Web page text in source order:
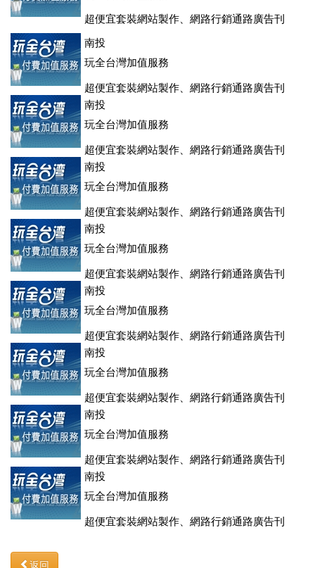
超便宜套裝網站製作、網路行銷通路廣告刊
登、訂房系統、客房委託旅行社銷售，全面優惠中....
南投
玩全台灣加值服務
超便宜套裝網站製作、網路行銷通路廣告刊
登、訂房系統、客房委託旅行社銷售，全面優惠中....
南投
玩全台灣加值服務
超便宜套裝網站製作、網路行銷通路廣告刊
登、訂房系統、客房委託旅行社銷售，全面優惠中....
南投
玩全台灣加值服務
超便宜套裝網站製作、網路行銷通路廣告刊
登、訂房系統、客房委託旅行社銷售，全面優惠中....
南投
玩全台灣加值服務
超便宜套裝網站製作、網路行銷通路廣告刊
登、訂房系統、客房委託旅行社銷售，全面優惠中....
南投
玩全台灣加值服務
超便宜套裝網站製作、網路行銷通路廣告刊
登、訂房系統、客房委託旅行社銷售，全面優惠中....
南投
玩全台灣加值服務
超便宜套裝網站製作、網路行銷通路廣告刊
登、訂房系統、客房委託旅行社銷售，全面優惠中....
南投
玩全台灣加值服務
超便宜套裝網站製作、網路行銷通路廣告刊
登、訂房系統、客房委託旅行社銷售，全面優惠中....
南投
玩全台灣加值服務
超便宜套裝網站製作、網路行銷通路廣告刊
返回